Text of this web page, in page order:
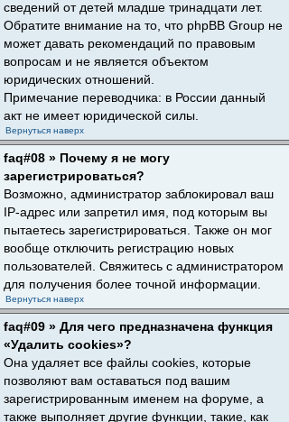
сведений от детей младше тринадцати лет.
Обратите внимание на то, что phpBB Group не
может давать рекомендаций по правовым
вопросам и не является объектом
юридических отношений.
Примечание переводчика: в России данный
акт не имеет юридической силы.
Вернуться наверх
faq#08 » Почему я не могу
зарегистрироваться?
Возможно, администратор заблокировал ваш
IP-адрес или запретил имя, под которым вы
пытаетесь зарегистрироваться. Также он мог
вообще отключить регистрацию новых
пользователей. Свяжитесь с администратором
для получения более точной информации.
Вернуться наверх
faq#09 » Для чего предназначена функция
«Удалить cookies»?
Она удаляет все файлы cookies, которые
позволяют вам оставаться под вашим
зарегистрированным именем на форуме, а
также выполняет другие функции, такие, как